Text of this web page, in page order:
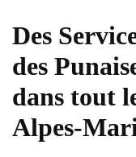
Des
des
dans tout
Alpes-